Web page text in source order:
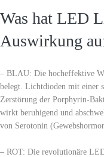
Was hat LED
Auswirkung
– BLAU: Die hocheffektive
belegt. Lichtdioden mit einer
Zerstörung der Porphyrin-
wirkt beruhigend und
von Serotonin
– ROT: Die revolutionäre